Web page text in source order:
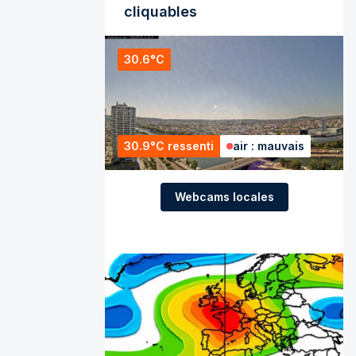
cliquables
30.6°C
30.9°C ressenti air : mauvais
Webcams locales